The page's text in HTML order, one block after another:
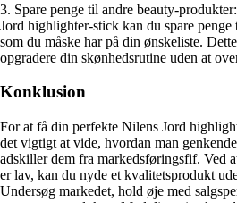
3. Spare penge til andre beauty-
Jord highlighter-stick kan du spare
som du måske har på din ønskeliste.
opgradere din skønhedsrutine uden at
Konklusion
For at få din perfekte Nilens Jord
det vigtigt at vide, hvordan man
adskiller dem fra markedsføringsfif. Ved
er lav, kan du nyde et kvalitetsprodukt
Undersøg markedet, hold øje med